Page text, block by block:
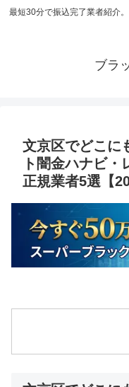
最短30分で振込完了業者紹介
ブラ
文京区でどこに
ト闇金ハナビ
正規業者5選【